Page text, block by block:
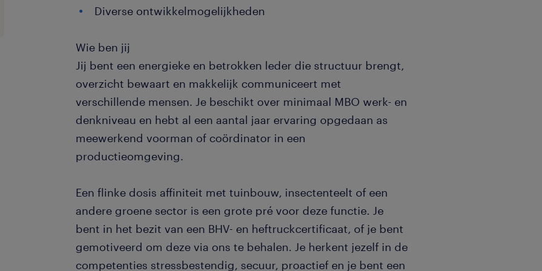
Diverse ontwikkelmogelijkheden
Wie ben jij
Jij bent een energieke en betrokken leder die structuur brengt,
overzicht bewaart en makkelijk communiceert met
verschillende mensen. Je beschikt over minimaal MBO werk- en
denkniveau en hebt al een aantal jaar ervaring opgedaan as
meewerkend voorman of coördinator in een
productieomgeving.
Een flinke dosis affiniteit met tuinbouw, insectenteelt of een
andere groene sector is een grote pré voor deze functie. Je
bent in het bezit van een BHV- en heftruckcertificaat, of je bent
gemotiveerd om deze via ons te behalen. Je herkent jezelf in de
competenties stressbestendig, secuur, proactief en je bent een